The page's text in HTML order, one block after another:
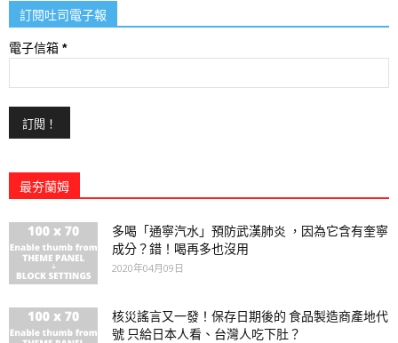
訂閱吐司電子報
電子信箱 *
最夯蘭姆
多喝「通寧汽水」預防武漢肺炎 ，因為它含有奎寧
成分？錯！喝再多也沒用
2020年04月09日
核災謠言又一發！保存日期後的 食品製造商產地代
號 只給日本人看、台灣人吃下肚？